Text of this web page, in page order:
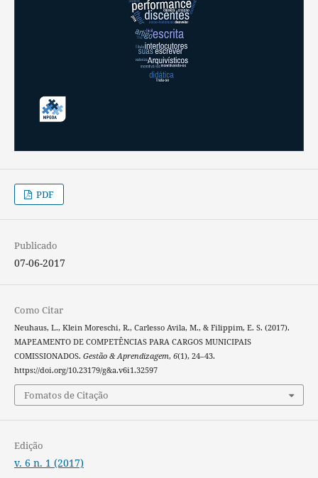
PDF
Publicado
07-06-2017
Como Citar
Neuhaus, L., Klein Moreschi, R., Carlesso Avila, M., & Filippim, E. S. (2017).
MAPEAMENTO DE COMPETÊNCIAS PARA CARGOS MUNICIPAIS
COMISSIONADOS. Gestão & Aprendizagem, 6(1), 24–43.
https://doi.org/10.23179/g&a.v6i1.32597
Fomatos de Citação
Edição
v. 6 n. 1 (2017)